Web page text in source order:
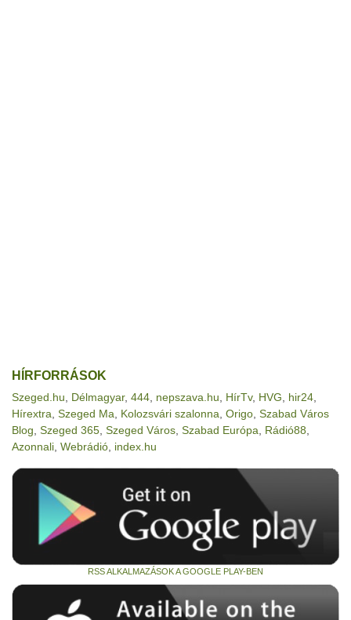
HÍRFORRÁSOK
Szeged.hu Délmagyar, 444 nepszava.hu HírTv, HVG hir24
Hírextra Szeged Ma Kolozsvári szalonna Origo Szabad Város
Blog Szeged 365 Szeged Város Szabad Európa Rádió88
Azonnali Webrádió index.hu
RSS ALKALMAZÁSOK A GOOGLE PLAY-BEN